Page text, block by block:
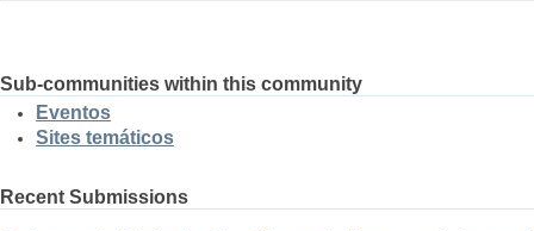
Sub-communities within this community
Eventos
Sites temáticos
Recent Submissions